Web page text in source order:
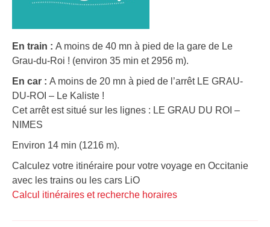
En train : A moins de 40 mn à pied de la gare de Le
Grau-du-Roi ! (environ 35 min et 2956 m).
En car : A moins de 20 mn à pied de l’arrêt LE GRAU-
DU-ROI – Le Kaliste !
Cet arrêt est situé sur les lignes : LE GRAU DU ROI –
NIMES
Environ 14 min (1216 m).
Calculez votre itinéraire pour votre voyage en Occitanie
avec les trains ou les cars LiO
Calcul itinéraires et recherche horaires